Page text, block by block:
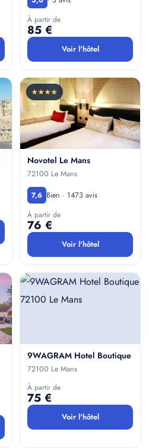
À partir de
85 €
Voir l'hôtel
★★★★
Novotel Le Mans
72100 Le Mans
7,6 Bien · 1473 avis
À partir de
76 €
Voir l'hôtel
9WAGRAM Hotel Boutique
72100 Le Mans
À partir de
75 €
Voir l'hôtel